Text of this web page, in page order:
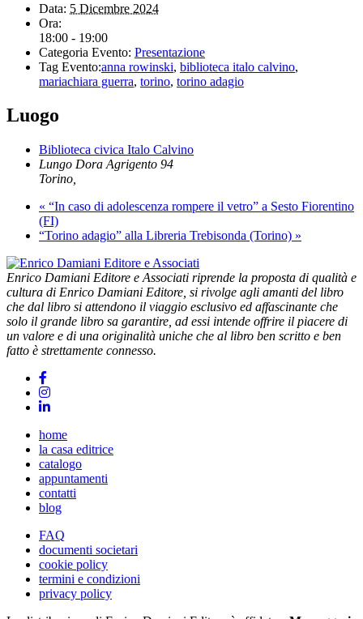
Data: 5 Dicembre 2024
Ora:
18:00 - 19:00
Categoria Evento: Presentazione
Tag Evento:anna rowinski, biblioteca italo calvino,
mariachiara guerra, torino, torino adagio
Luogo
Biblioteca civica Italo Calvino
Lungo Dora Agrigento 94
Torino
« “In caso di adolescenza rompere il vetro” a Sesto Fiorentino
(FI)
“Torino adagio” alla Libreria Trebisonda (Torino) »
Enrico Damiani Editore e Associati riprende la proposta di qualità e
cultura di Enrico Damiani Editore, si rivolge agli amanti del libro
che dal libro si attendono il viaggio esclusivo ed affascinante che
solo il grande libro sa garantire, ad essi intende offrire il piacere di
un valore e di una originalità uniche che al libro ben scritto e ben
fatto è strettamente connesso.
home
la casa editrice
catalogo
appuntamenti
contatti
blog
FAQ
documenti societari
cookie policy
termini e condizioni
privacy policy